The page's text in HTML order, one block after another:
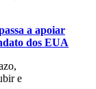
a apoiar
dos EUA
e